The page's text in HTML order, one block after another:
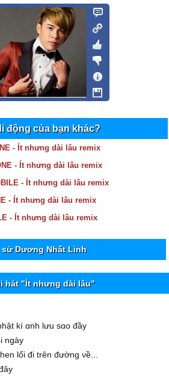
động của bạn khác?
- Ít nhưng dài lâu remix
- Ít nhưng dài lâu remix
- Ít nhưng dài lâu remix
- Ít nhưng dài lâu remix
- Ít nhưng dài lâu remix
sử Dương Nhất Linh
hát "Ít nhưng dài lâu"
kí ɑnh lưu sɑo đầу
ngàу
lối đi trên đường νề...